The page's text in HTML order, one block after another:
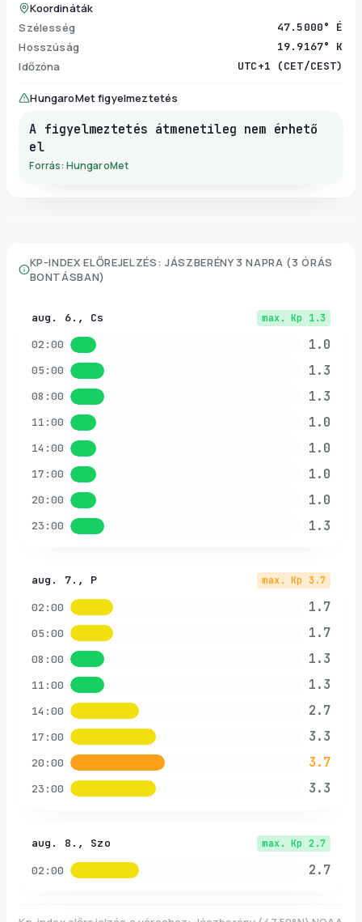
Koordináták
Szélesség
47.5000° É
Hosszúság 19.9167° K
Időzóna UTC+1 (CET/CEST)
HungaroMet figyelmeztetés
A figyelmeztetés átmenetileg nem érhető
el
Forrás: HungaroMet
KP-INDEX ELŐREJELZÉS: JÁSZBERÉNY 3 NAPRA (3 ÓRÁS
BONTÁSBAN)
aug. 6., Cs max. Kp 1.3
02:00 1.0
05:00 1.3
08:00 1.3
11:00 1.0
14:00 1.0
17:00 1.0
20:00 1.0
23:00 1.3
aug. 7., P max. Kp 3.7
02:00 1.7
05:00 1.7
08:00 1.3
11:00 1.3
14:00 2.7
17:00 3.3
20:00 3.7
23:00 3.3
aug. 8., Szo max. Kp 2.7
02:00 2.7